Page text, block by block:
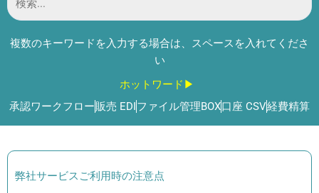
索
象:
複数のキーワードを入力する場合は、スペースを入れてくださ
い
ホットワード▶
承認ワークフロー販売 EDIファイル管理BOX口座 CSV経費精算
弊社サービスご利用時の注意点